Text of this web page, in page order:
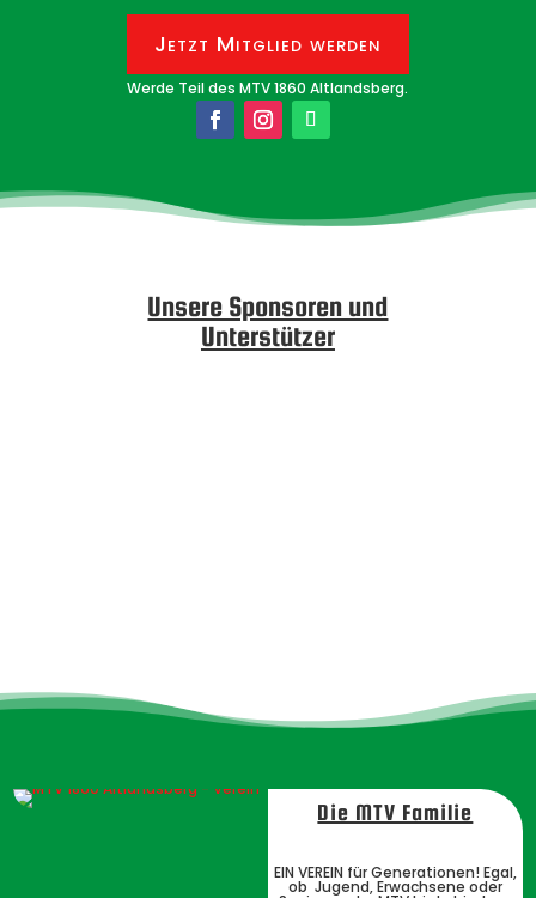
Jetzt Mitglied werden
Werde Teil des MTV 1860 Altlandsberg.
Unsere Sponsoren und
Unterstützer
Die MTV Familie
EIN VEREIN für Generationen! Egal,
ob Jugend, Erwachsene oder